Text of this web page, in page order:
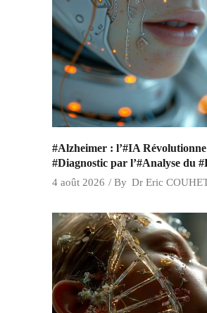
#Alzheimer : l’#IA
#Diagnostic par l’#Analyse du
4 août 2026 By Dr Eric